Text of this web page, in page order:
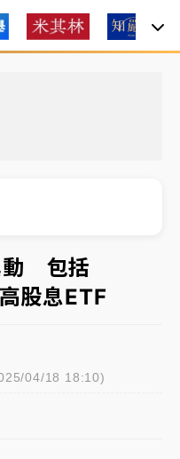
辜仲諒向法院聲請遭
線上預約開賣一度塞車
檢抗告成功 今重開羈
轟3天 「紅到發紫」降
動 包括
股息ETF
04/18 18:10)